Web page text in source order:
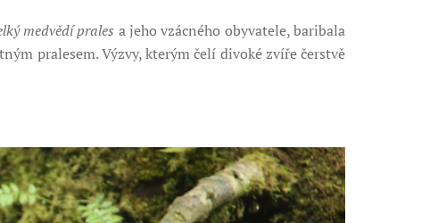
medvědí prales a jeho vzácného obyvatele, baribala
pralesem. Výzvy, kterým čelí divoké zvíře čerstvě